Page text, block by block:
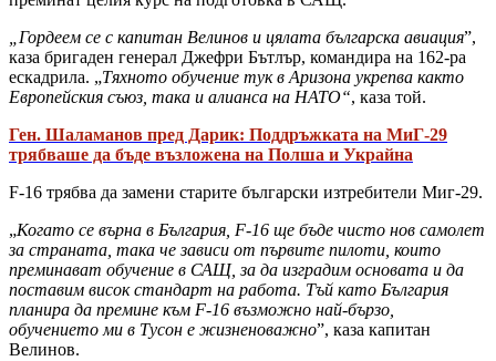
„Гордеем се с капитан Велинов и цялата българска авиация”,
каза бригаден генерал Джефри Бътлър, командира на 162-ра
ескадрила. „Тяхното обучение тук в Аризона укрепва както
Европейския съюз, така и алианса на НАТО“, каза той.
Ген. Шаламанов пред Дарик: Поддръжката на МиГ-29
трябваше да бъде възложена на Полша и Украйна
F-16 трябва да замени старите български изтребители Миг-29.
„Когато се върна в България, F-16 ще бъде чисто нов самолет
за страната, така че зависи от първите пилоти, които
преминават обучение в САЩ, за да изградим основата и да
поставим висок стандарт на работа. Тъй като България
планира да премине към F-16 възможно най-бързо,
обучението ми в Тусон е жизненоважно”, каза капитан
Велинов.